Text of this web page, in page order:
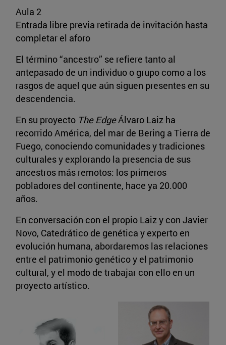
Aula 2
Entrada libre previa retirada de invitación hasta
completar el aforo
El término “ancestro” se refiere tanto al
antepasado de un individuo o grupo como a los
rasgos de aquel que aún siguen presentes en su
descendencia.
En su proyecto The EdgeÁlvaro Laiz ha
recorrido América, del mar de Bering a Tierra de
Fuego, conociendo comunidades y tradiciones
culturales y explorando la presencia de sus
ancestros más remotos: los primeros
pobladores del continente, hace ya 20.000
años.
En conversación con el propio Laiz y con Javier
Novo, Catedrático de genética y experto en
evolución humana, abordaremos las relaciones
entre el patrimonio genético y el patrimonio
cultural, y el modo de trabajar con ello en un
proyecto artístico.